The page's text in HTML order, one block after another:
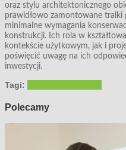
oraz stylu architektonicznego
prawidłowo zamontowane tralki
minimalne wymagania
konstrukcji. Ich rola w
kontekście użytkowym, jak i
poświęcić uwagę na ich
inwestycji.
Tagi:
Polecamy